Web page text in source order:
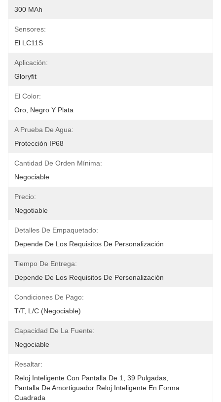
300 MAh
Sensores:
El LC11S
Aplicación:
Gloryfit
El Color:
Oro, Negro Y Plata
A Prueba De Agua:
Protección IP68
Cantidad De Orden Mínima:
Negociable
Precio:
Negotiable
Detalles De Empaquetado:
Depende De Los Requisitos De Personalización
Tiempo De Entrega:
Depende De Los Requisitos De Personalización
Condiciones De Pago:
T/T, L/C (negociable)
Capacidad De La Fuente:
Negociable
Resaltar:
Reloj Inteligente Con Pantalla De 1
39 Pulgadas
Pantalla De Amortiguador Reloj Inteligente En Forma
Cuadrada